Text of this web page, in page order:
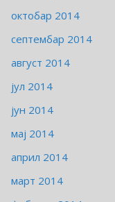
октобар 2014
септембар 2014
август 2014
јул 2014
јун 2014
мај 2014
април 2014
март 2014